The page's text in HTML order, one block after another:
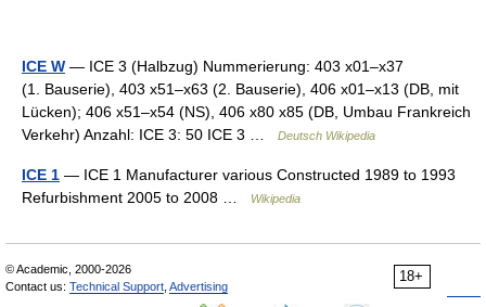
ICE W — ICE 3 (Halbzug) Nummerierung: 403 x01–x37
(1. Bauserie), 403 x51–x63 (2. Bauserie), 406 x01–x13 (DB, mit
Lücken); 406 x51–x54 (NS), 406 x80 x85 (DB, Umbau Frankreich
Verkehr) Anzahl: ICE 3: 50 ICE 3 …
Deutsch Wikipedia
ICE 1 — ICE 1 Manufacturer various Constructed 1989 to 1993
Refurbishment 2005 to 2008 …
Wikipedia
18+
© Academic, 2000-2026
Contact us: Technical Support Advertising